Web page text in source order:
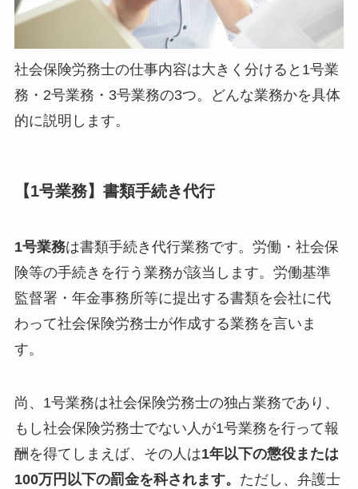
社会保険労務士の仕事内容は大きく分けると1号業
務・2号業務・3号業務の3つ。どんな業務かを具体
的に説明します。
【1号業務】書類手続き代行
1号業務は書類手続き代行業務です。労働・社会保
険等の手続きを行う業務が該当します。労働基準
監督署・年金事務所等に提出する書類を会社に代
わって社会保険労務士が作成する業務を言いま
す。
尚、1号業務は社会保険労務士の独占業務であり、
もし社会保険労務士でない人が1号業務を行って報
酬を得てしまえば、その人は1年以下の懲役または
100万円以下の罰金を科されます。 ただし、弁護士